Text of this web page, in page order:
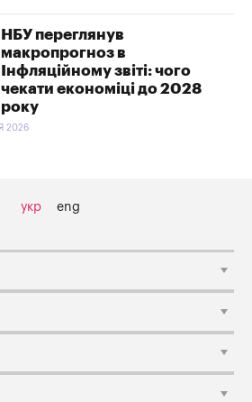
НБУ переглянув
макропрогноз в
Інфляційному звіті: чого
чекати економіці до 2028
року
2026
укр eng